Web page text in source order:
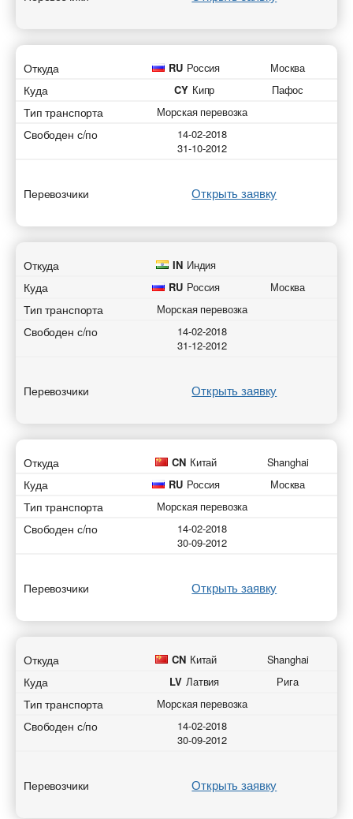
Откуда RU Россия Москва
Куда CY Кипр Пафос
Тип транспорта Морская перевозка
Свободен с/по
14-02-2018
31-10-2012
Перевозчики Открыть заявку
Откуда IN Индия
Куда RU Россия Москва
Тип транспорта Морская перевозка
Свободен с/по
14-02-2018
31-12-2012
Перевозчики Открыть заявку
Откуда CN Китай Shanghai
Куда RU Россия Москва
Тип транспорта Морская перевозка
Свободен с/по
14-02-2018
30-09-2012
Перевозчики Открыть заявку
Откуда CN Китай Shanghai
Куда LV Латвия Рига
Тип транспорта Морская перевозка
Свободен с/по
14-02-2018
30-09-2012
Перевозчики Открыть заявку